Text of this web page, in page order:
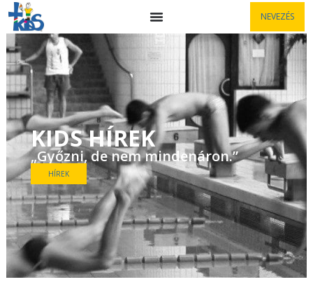
NEVEZÉS
KIDS HÍREK
„Győzni, de nem mindenáron.”
HÍREK